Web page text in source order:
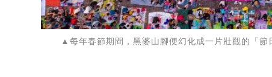
▲每年春節期間，黑婆山腳便幻化成一片壯觀的「